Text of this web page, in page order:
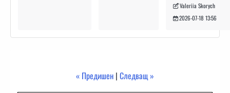
Valeriia Skorych
2026-07-18 13:56
« Предишен | Следващ »